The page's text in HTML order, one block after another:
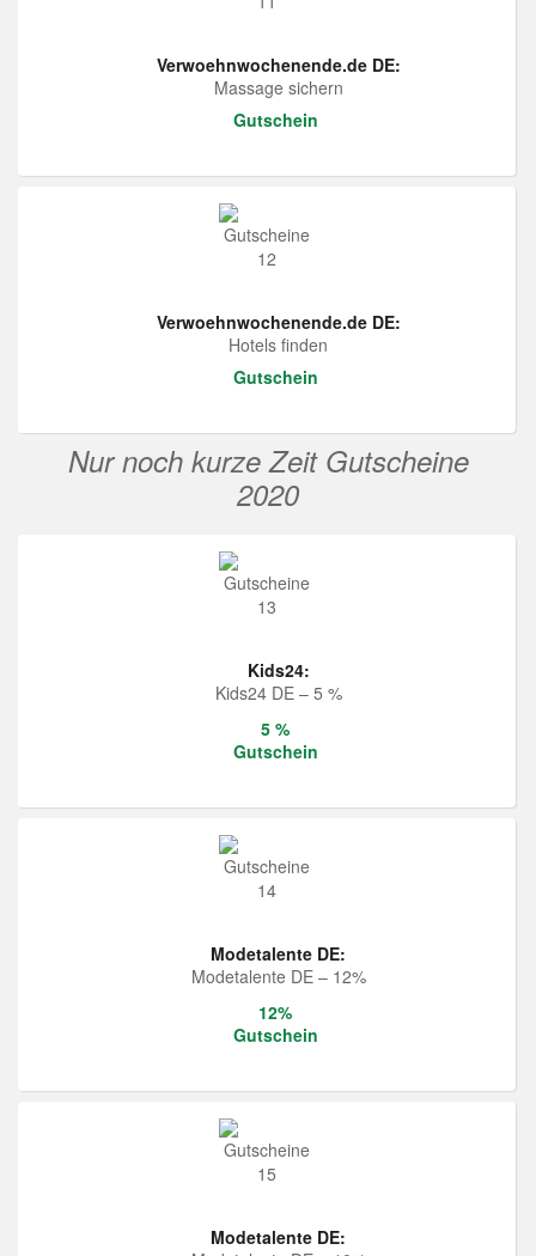
Verwoehnwochenende.de DE:
Massage sichern
Gutschein
Verwoehnwochenende.de DE:
Hotels finden
Gutschein
Nur noch kurze Zeit Gutscheine
2020
Kids24:
Kids24 DE – 5 %
5 %
Gutschein
Modetalente DE:
Modetalente DE – 12%
12%
Gutschein
Modetalente DE: